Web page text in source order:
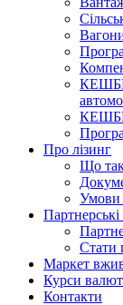
Про лізинг
Що
Умови
Стати
Маркет
Курси валют
Контакти